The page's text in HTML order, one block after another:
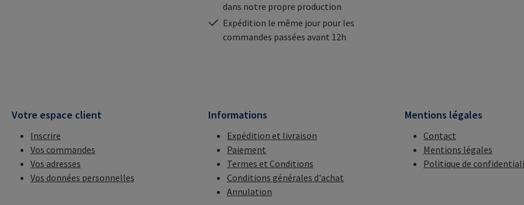
dans notre propre production
Expédition le même jour pour les
commandes passées avant 12h
Votre espace client
Inscrire
Vos commandes
Vos adresses
Vos données personnelles
Informations
Expédition et livraison
Paiement
Termes et Conditions
Conditions générales d'achat
Annulation
Mentions légales
Contact
Mentions légales
Politique de